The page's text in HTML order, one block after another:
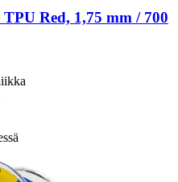
Red, 1,75 mm / 700